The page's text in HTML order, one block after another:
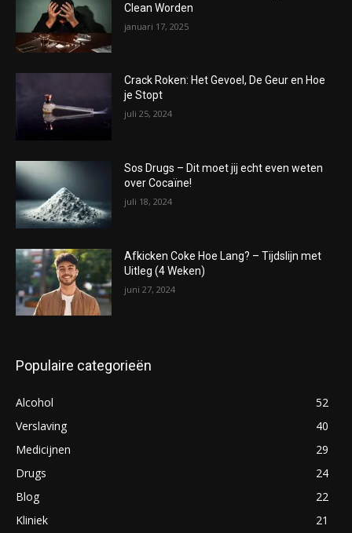
Clean Worden
januari 17, 2025
Crack Roken: Het Gevoel, De Geur en Hoe
je Stopt
juli 25, 2024
Sos Drugs – Dit moet jij echt even weten
over Cocaïne!
juli 18, 2024
Afkicken Coke Hoe Lang? – Tijdslijn met
Uitleg (4 Weken)
juni 27, 2024
Populaire categorieën
Alcohol
52
Verslaving
40
Medicijnen
29
Drugs
24
Blog
22
Kliniek
21